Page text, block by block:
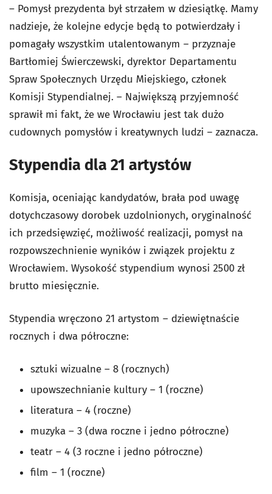
– Pomysł prezydenta był strzałem w dziesiątkę. Mamy
nadzieje, że kolejne edycje będą to potwierdzały i
pomagały wszystkim utalentowanym – przyznaje
Bartłomiej Świerczewski, dyrektor Departamentu
Spraw Społecznych Urzędu Miejskiego, członek
Komisji Stypendialnej. – Największą przyjemność
sprawił mi fakt, że we Wrocławiu jest tak dużo
cudownych pomysłów i kreatywnych ludzi – zaznacza.
Stypendia dla 21 artystów
Komisja, oceniając kandydatów, brała pod uwagę
dotychczasowy dorobek uzdolnionych, oryginalność
ich przedsięwzięć, możliwość realizacji, pomysł na
rozpowszechnienie wyników i związek projektu z
Wrocławiem. Wysokość stypendium wynosi 2500 zł
brutto miesięcznie.
Stypendia wręczono 21 artystom – dziewiętnaście
rocznych i dwa półroczne:
sztuki wizualne – 8 (rocznych)
upowszechnianie kultury – 1 (roczne)
literatura – 4 (roczne)
muzyka – 3 (dwa roczne i jedno półroczne)
teatr – 4 (3 roczne i jedno półroczne)
film – 1 (roczne)